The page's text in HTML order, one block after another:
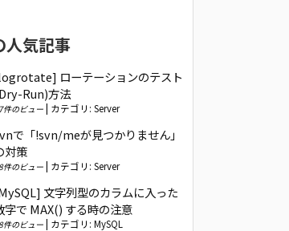
人気記事
ローテーションのテスト
Run)方法
件のビュー カテゴリ: Server
で「!svn/meが見つかりません」
対策
件のビュー カテゴリ: Server
文字列型のカラムに入った
字で MAX() する時の注意
件のビュー カテゴリ: MySQL